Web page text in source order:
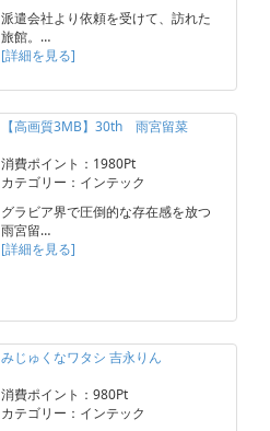
派遣会社より依頼を受けて、訪れた
旅館。…
[詳細を見る]
【高画質3MB】30th 雨宮留菜
消費ポイント：1980Pt
カテゴリー：インテック
グラビア界で圧倒的な存在感を放つ
雨宮留…
[詳細を見る]
みじゅくなワタシ 吉永りん
消費ポイント：980Pt
カテゴリー：インテック